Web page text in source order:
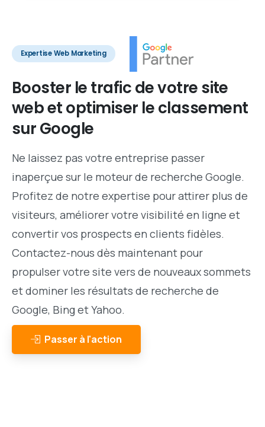
Expertise Web Marketing
Booster letraficdevotresite
webetoptimiser leclassement
surGoogle
Ne laissez pas votre entreprise passer
inaperçue sur le moteur de recherche Google.
Profitez de notre expertise pour attirer plus de
visiteurs, améliorer votre visibilité en ligne et
convertir vos prospects en clients fidèles.
Contactez-nous dès maintenant pour
propulser votre site vers de nouveaux sommets
et dominer les résultats de recherche de
Google, Bing et Yahoo.
Passer à l'action